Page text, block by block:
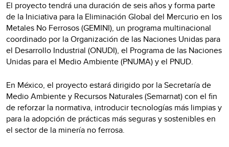
El proyecto tendrá una duración de seis años y forma parte
de la Iniciativa para la Eliminación Global del Mercurio en los
Metales No Ferrosos (GEMINI), un programa multinacional
coordinado por la Organización de las Naciones Unidas para
el Desarrollo Industrial (ONUDI), el Programa de las Naciones
Unidas para el Medio Ambiente (PNUMA) y el PNUD.
En México, el proyecto estará dirigido por la Secretaría de
Medio Ambiente y Recursos Naturales (Semarnat) con el fin
de reforzar la normativa, introducir tecnologías más limpias y
para la adopción de prácticas más seguras y sostenibles en
el sector de la minería no ferrosa.